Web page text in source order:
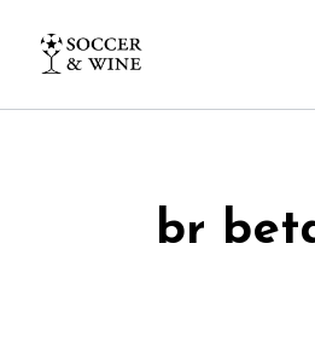
para
Conteúdo
br